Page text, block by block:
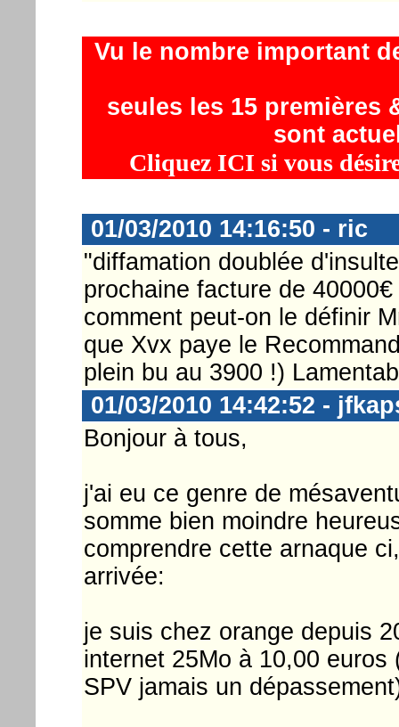
Vu le nombre important
seules les 15 premières
sont
Cliquez ICI si vous
01/03/2010 14:16:50 - ric
"diffamation doublée
prochaine facture de
comment peut-on le définir
que Xvx paye le
plein bu au 3900 !)
01/03/2010 14:42:52 -
Bonjour à tous,
j'ai eu ce genre de
somme bien moindre
comprendre cette arnaque
arrivée:
je suis chez orange depuis
internet 25Mo à 10,00
SPV jamais un